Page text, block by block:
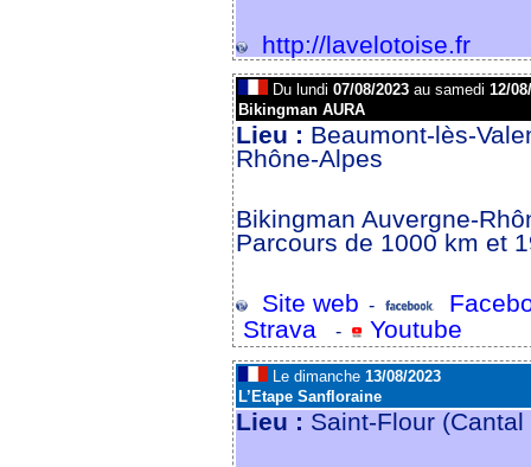
http://lavelotoise.fr
Du lundi 07/08/2023au samedi 12/
Bikingman AURA
Lieu : Beaumont-lès-
Rhône-Alpes
Bikingman Auvergne-
Parcours de 1000 km et
Site web -
Strava- Youtube
Le dimanche 13/08/2023
L’Etape Sanfloraine
Lieu : Saint-Flour